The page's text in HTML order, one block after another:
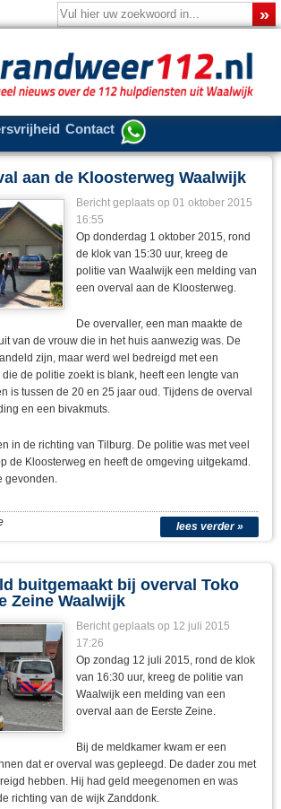
Contact
aan de Kloosterweg Waalwijk
Bericht geplaats op 01 oktober 2015
16:55
Op donderdag 1 oktober 2015, rond
de klok van 15:30 uur, kreeg de
politie van Waalwijk een melding van
een overval aan de Kloosterweg.
De overvaller, een man maakte de
van de vrouw die in het huis aanwezig was. De
zijn, maar werd wel bedreigd met een
de politie zoekt is blank, heeft een lengte van
is tussen de 20 en 25 jaar oud. Tijdens de overval
en een bivakmuts.
in de richting van Tilburg. De politie was met veel
de Kloosterweg en heeft de omgeving uitgekamd.
gevonden.
lees verder »
buitgemaakt bij overval Toko
Zeine Waalwijk
Bericht geplaats op 12 juli 2015
17:26
Op zondag 12 juli 2015, rond de klok
van 16:30 uur, kreeg de politie van
Waalwijk een melding van een
overval aan de Eerste Zeine.
Bij de meldkamer kwam er een
dat er overval was gepleegd. De dader zou met
hebben. Hij had geld meegenomen en was
richting van de wijk Zanddonk.